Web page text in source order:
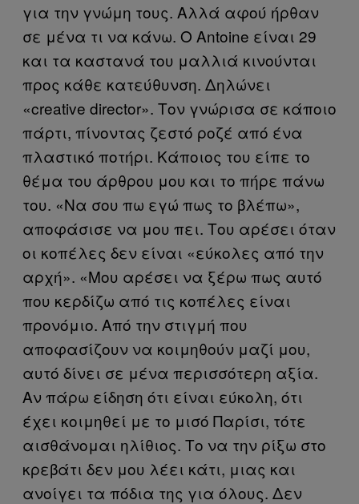
για την γνώμη τους. Αλλά αφού ήρθαν
σε μένα τι να κάνω. O Antoine είναι 29
και τα καστανά του μαλλιά κινούνται
προς κάθε κατεύθυνση. Δηλώνει
«creative director». Τον γνώρισα σε κάποιο
πάρτι, πίνοντας ζεστό ροζέ από ένα
πλαστικό ποτήρι. Κάποιος του είπε το
θέμα του άρθρου μου και το πήρε πάνω
του. «Να σου πω εγώ πως το βλέπω»,
αποφάσισε να μου πει. Του αρέσει όταν
οι κοπέλες δεν είναι «εύκολες από την
αρχή». «Μου αρέσει να ξέρω πως αυτό
που κερδίζω από τις κοπέλες είναι
προνόμιο. Από την στιγμή που
αποφασίζουν να κοιμηθούν μαζί μου,
αυτό δίνει σε μένα περισσότερη αξία.
Αν πάρω είδηση ότι είναι εύκολη, ότι
έχει κοιμηθεί με το μισό Παρίσι, τότε
αισθάνομαι ηλίθιος. Το να την ρίξω στο
κρεβάτι δεν μου λέει κάτι, μιας και
ανοίγει τα πόδια της για όλους. Δεν